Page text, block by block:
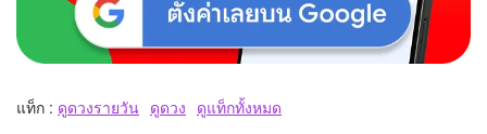
แท็ก : ดูดวงรายวัน ดูดวง ดูแท็กทั้งหมด